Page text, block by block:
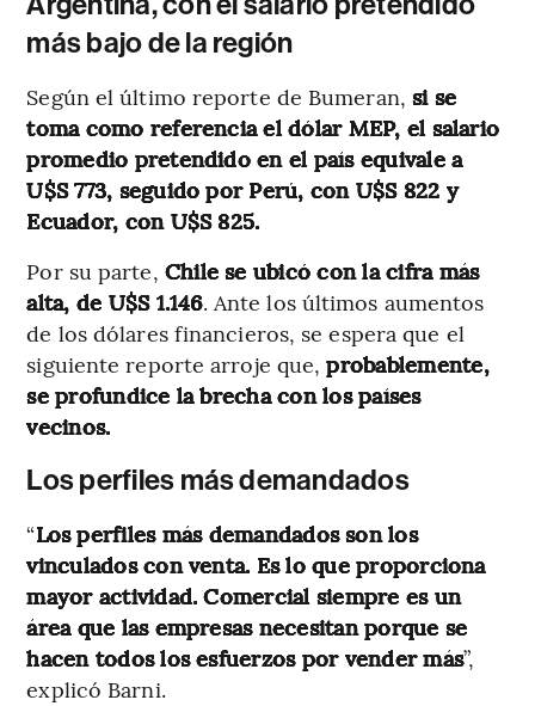
más bajo de la región
Según el último reporte de Bumeran, si se
toma como referencia el dólar MEP, el salario
promedio pretendido en el país equivale a
U$S 773, seguido por Perú, con U$S 822 y
Ecuador, con U$S 825.
Por su parte, Chile se ubicó con la cifra más
alta, de U$S 1.146. Ante los últimos aumentos
de los dólares financieros, se espera que el
siguiente reporte arroje que,probablemente,
se profundice la brecha con los países
vecinos.
Los perfiles más demandados
“Los perfiles más demandados son los
vinculados con venta. Es lo que proporciona
mayor actividad. Comercial siempre es un
área que las empresas necesitan porque se
hacen todos los esfuerzos por vender más”,
explicó Barni.